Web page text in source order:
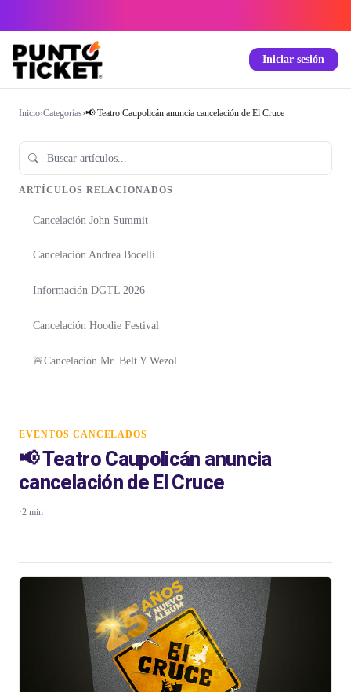
Iniciar sesión
Inicio›Categorías›📢 Teatro Caupolicán anuncia cancelación de El Cruce
ARTÍCULOS RELACIONADOS
Cancelación John Summit
Cancelación Andrea Bocelli
Información DGTL 2026
Cancelación Hoodie Festival
🚨Cancelación Mr. Belt Y Wezol
EVENTOS CANCELADOS
📢 Teatro Caupolicán anuncia
cancelación de El Cruce
·2 min